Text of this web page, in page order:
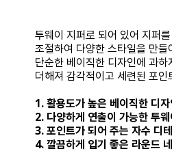
투웨이 지퍼로 되어 있어 지퍼
조절하여 다양한 스타일을 만들
단순한 베이직한 디자인에 과
더해져 감각적이고 세련된 포인
1. 활용도가 높은 베이직한 디자
2. 다양하게 연출이 가능한 투
3. 포인트가 되어 주는 자수 디
4. 깔끔하게 입기 좋은 라운드